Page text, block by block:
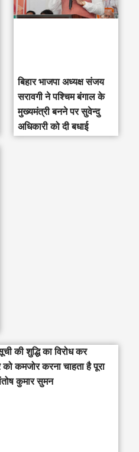
‎बिहार भाजपा अध्यक्ष संजय
सरावगी ने पश्चिम बंगाल के
मुख्यमंत्री बनने पर सुवेन्दु
अधिकारी को दी बधाई
की शुद्धि का विरोध कर
कमजोर करना चाहता है पूरा
कुमार सुमन